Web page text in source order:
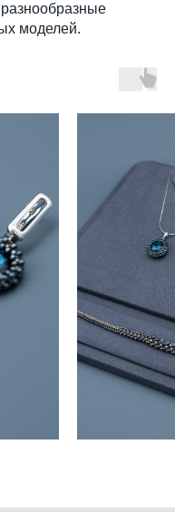
моделей.